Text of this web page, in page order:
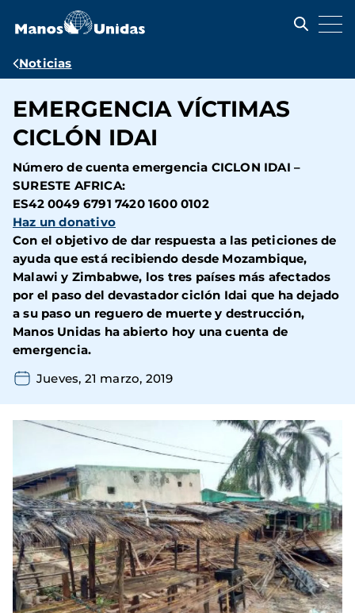
contenido
Ruta
navegación
Noticias
EMERGENCIA VÍCTIMAS
CICLÓN IDAI
Número de cuenta emergencia CICLON IDAI –
SURESTE AFRICA:
ES42 0049 6791 7420 1600 0102
Haz un donativo
Con el objetivo de dar respuesta a las peticiones de
ayuda que está recibiendo desde Mozambique,
Malawi y Zimbabwe, los tres países más afectados
por el paso del devastador ciclón Idai que ha dejado
a su paso un reguero de muerte y destrucción,
Manos Unidas ha abierto hoy una cuenta de
emergencia.
Jueves, 21 marzo, 2019